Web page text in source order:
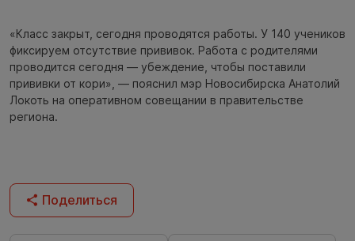
«Класс закрыт, сегодня проводятся работы. У 140 учеников
фиксируем отсутствие прививок. Работа с родителями
проводится сегодня — убеждение, чтобы поставили
прививки от кори», — пояснил мэр Новосибирска Анатолий
Локоть на оперативном совещании в правительстве
региона.
Поделиться